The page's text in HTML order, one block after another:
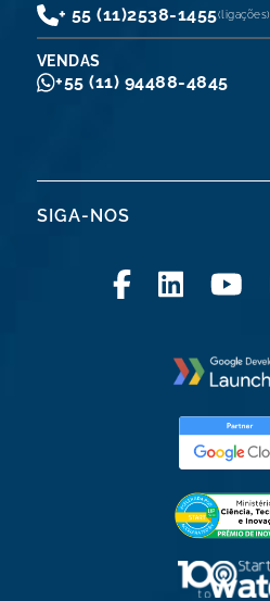
+ 55 (11)2538-1455(ligações)
VENDAS
+55 (11) 94488-4845
SIGA-NOS